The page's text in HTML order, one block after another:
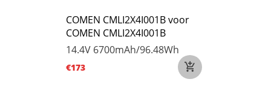
COMEN CMLI2X4I001B voor
COMEN CMLI2X4I001B
14.4V 6700mAh/96.48Wh
€173